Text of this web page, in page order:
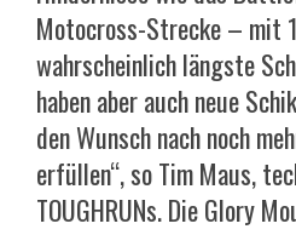
Motocross-Strecke – mit
wahrscheinlich längste
haben aber auch neue
den Wunsch nach noch
erfüllen“, so Tim Maus,
TOUGHRUNs. Die Glory